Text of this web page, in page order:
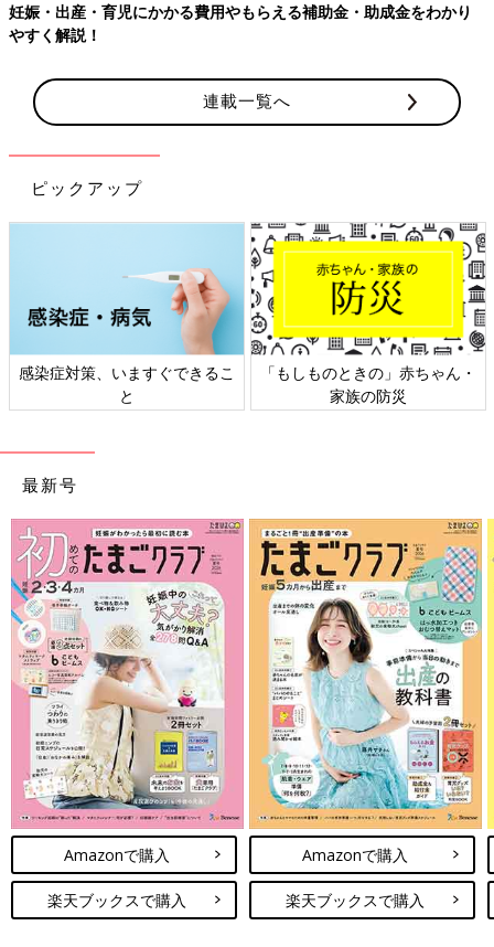
妊娠・出産・育児にかかる費用やもらえる補助金・助成金をわかり
やすく解説！
連載一覧へ
ピックアップ
感染症対策、いますぐできるこ
と
「もしものときの」赤ちゃん・
家族の防災
最新号
Amazonで購入
楽天ブックスで購入
Amazonで購入
楽天ブックスで購入